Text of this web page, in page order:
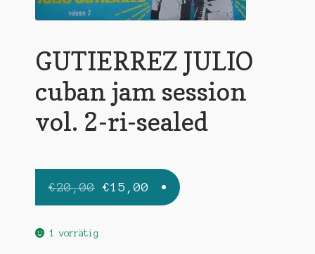
GUTIERREZ JULIO
cuban jam session
vol. 2-ri-sealed
€20,00 Ursprünglicher
Preis
€15,00 Aktueller
Preis
1 vorrätig